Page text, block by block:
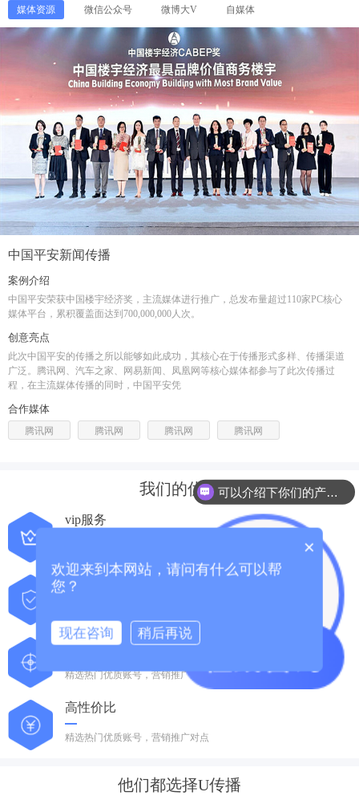
媒体资源 微信公众号 微博大V 自媒体
中国平安新闻传播
案例介绍
中国平安荣获中国楼宇经济奖，主流媒体进行推广，总发布量超过110家PC核心
媒体平台，累积覆盖面达到700,000,000人次。
创意亮点
此次中国平安的传播之所以能够如此成功，其核心在于传播形式多样、传播渠道
广泛。腾讯网、汽车之家、网易新闻、凤凰网等核心媒体都参与了此次传播过
程，在主流媒体传播的同时，中国平安凭
合作媒体
腾讯网 腾讯网 腾讯网 腾讯网
我们的优势
vip服务
权威保障
智能投放
精选热门优质账号，营销推广对点
高性价比
精选热门优质账号，营销推广对点
他们都选择U传播
可以介绍下你们的产品么？
×
欢迎来到本网站，请问有什么可以帮
您？
现在咨询 稍后再说